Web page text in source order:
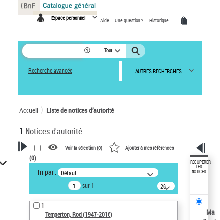
Espace personnel Aide Une question ? Historique
Tout
Recherche avancée AUTRES RECHERCHES
Accueil Liste de notices d’autorité
1 Notices d'autorité
VOTRE RECHERCHE
Recherche avancée dans les
notices d’autorité
Œuvres liées à l'auteur :
Temperton, Rod (1947-2016)
Voir la sélection (0) Ajouter à mes références
(0)
Tri par : Défaut
sur 1
20
résultats/page
1
Temperton, Rod (1947-2016)
RÉCUPÉRER
LES
NOTICES
Ma
Panneau de gestion des cookies